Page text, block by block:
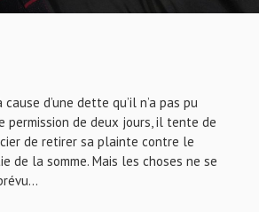
d’une dette qu’il n’a pas pu
permission de deux jours, il tente de
de retirer sa plainte contre le
de la somme. Mais les choses ne se